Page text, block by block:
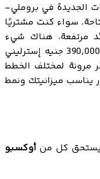
الجديدة في بروملي-
سواء كنت مشتريًا
مرتفعة، هناك شيء
يناسب كل ميزانية. تتراوح الأسعار من 390,000 جنيه إسترليني
يوفر مرونة لمختلف الخطط
يناسب ميزانيتك ونمط
يستحق كل من أوكسبو